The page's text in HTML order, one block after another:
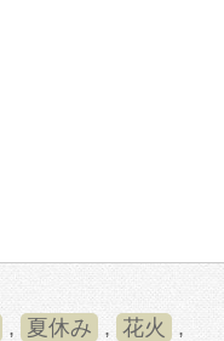
, 夏休み , 花火
,